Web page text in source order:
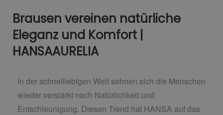
Brausen vereinen natürliche
Eleganz und Komfort |
HANSAAURELIA
In der schnelllebigen Welt sehnen sich die Menschen
wieder verstärkt nach Natürlichkeit und
Entschleunigung. Diesen Trend hat HANSA auf das